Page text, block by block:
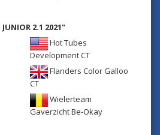
2.1 2021"
Hot Tubes
Development CT
Flanders Color Galloo
CT
Wielerteam
Gaverzicht Be-Okay